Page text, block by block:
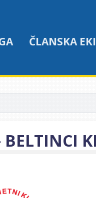
ČLANSKA